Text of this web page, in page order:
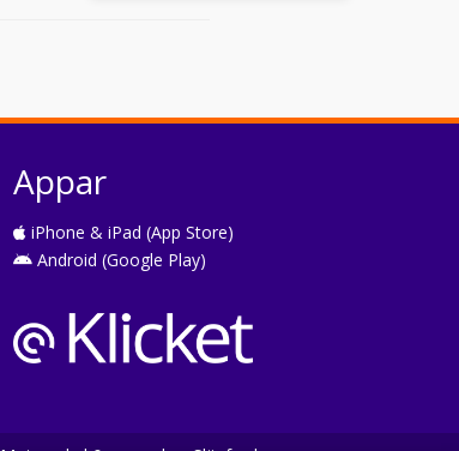
Appar
iPhone & iPad (App Store)
Android (Google Play)